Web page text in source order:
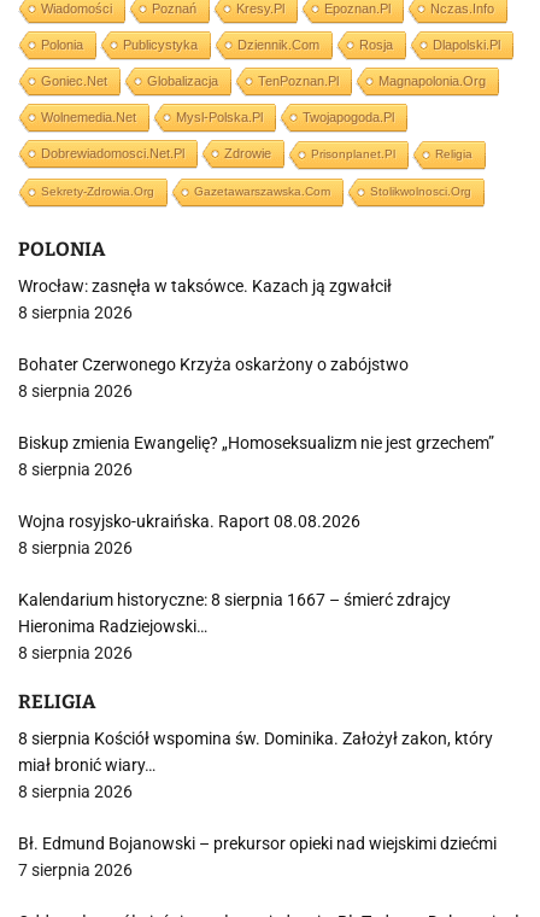
Wiadomości Poznań Kresy.pl Epoznan.pl Nczas.info
Polonia Publicystyka Dziennik.com Rosja Dlapolski.pl
Goniec.net Globalizacja TenPoznan.pl Magnapolonia.org
Wolnemedia.net Mysl-Polska.pl Twojapogoda.pl
Dobrewiadomosci.net.pl Zdrowie Prisonplanet.pl Religia
Sekrety-Zdrowia.org Gazetawarszawska.com Stolikwolnosci.org
POLONIA
Wrocław: zasnęła w taksówce. Kazach ją zgwałcił
8 sierpnia 2026
Bohater Czerwonego Krzyża oskarżony o zabójstwo
8 sierpnia 2026
Biskup zmienia Ewangelię? „Homoseksualizm nie jest grzechem”
8 sierpnia 2026
Wojna rosyjsko-ukraińska. Raport 08.08.2026
8 sierpnia 2026
Kalendarium historyczne: 8 sierpnia 1667 – śmierć zdrajcy
Hieronima Radziejowski…
8 sierpnia 2026
RELIGIA
8 sierpnia Kościół wspomina św. Dominika. Założył zakon, który
miał bronić wiary…
8 sierpnia 2026
Bł. Edmund Bojanowski – prekursor opieki nad wiejskimi dziećmi
7 sierpnia 2026